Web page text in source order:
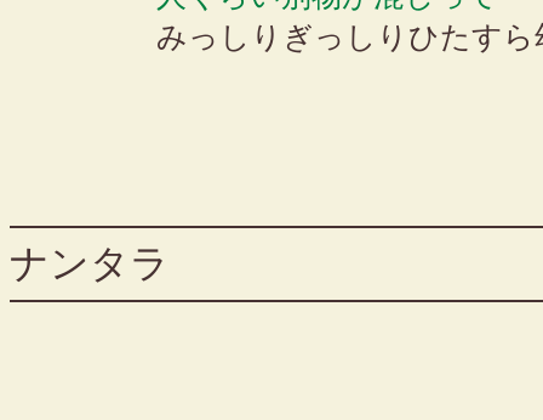
みっしりぎっしりひたすら
ナンタラ